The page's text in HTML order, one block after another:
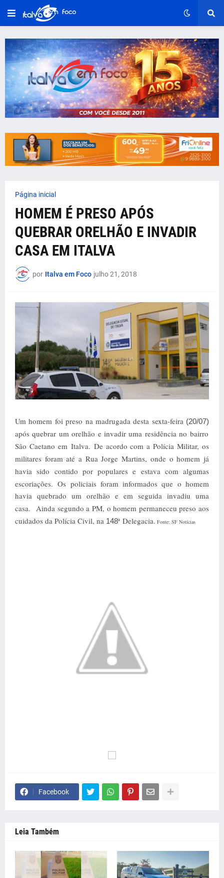
Página inicial
HOMEM É PRESO APÓS
QUEBRAR ORELHÃO E INVADIR
CASA EM ITALVA
por Italva em Foco julho 21, 2018
Um homem foi preso na madrugada desta sexta-feira (20/07)
após quebrar um orelhão e invadir uma residência no bairro
São Caetano em Italva. De acordo com a Polícia Militar, os
militares foram até a Rua Jorge Martins, onde o homem já
havia sido contido por populares e estava com algumas
escoriações.Os policiais foram informados que o homem
havia quebrado um orelhão e em seguida invadiu uma
casa. Ainda segundo a PM, o homem permaneceu preso aos
cuidados da Polícia Civil, na 148ª Delegacia. Fonte: SF Notícias
Facebook
Leia Também